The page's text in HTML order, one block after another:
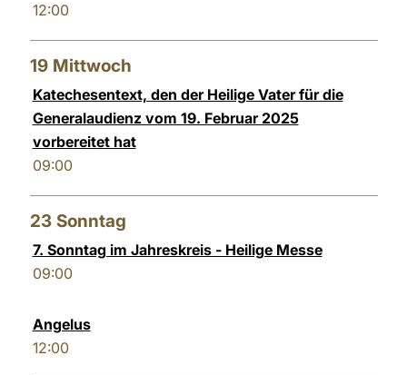
12:00
19 Mittwoch
Katechesentext, den der Heilige Vater für die
Generalaudienz vom 19. Februar 2025
vorbereitet hat
09:00
23 Sonntag
7. Sonntag im Jahreskreis - Heilige Messe
09:00
Angelus
12:00